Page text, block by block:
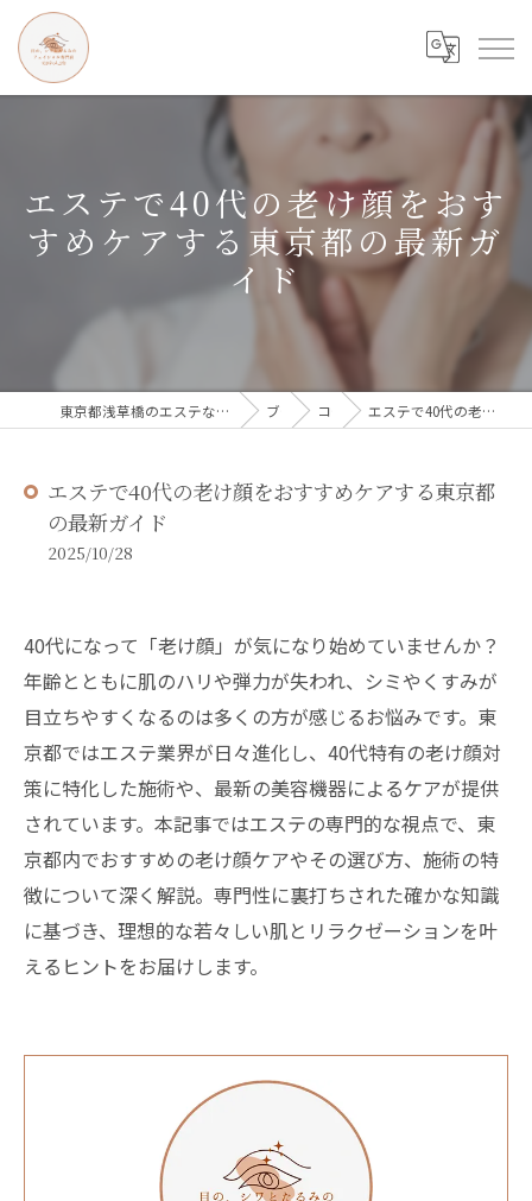
エステで40代の老け顔をおす
すめケアする東京都の最新ガ
イド
東京都浅草橋のエステなら目の、シワとたるみのフェイシャル専門店 regalo ブログ コラム エステで40代の老け顔をおすすめケアする東京都の最新ガイド
エステで40代の老け顔をおすすめケアする東京都
の最新ガイド
2025/10/28
40代になって「老け顔」が気になり始めていませんか？
年齢とともに肌のハリや弾力が失われ、シミやくすみが
目立ちやすくなるのは多くの方が感じるお悩みです。東
京都ではエステ業界が日々進化し、40代特有の老け顔対
策に特化した施術や、最新の美容機器によるケアが提供
されています。本記事ではエステの専門的な視点で、東
京都内でおすすめの老け顔ケアやその選び方、施術の特
徴について深く解説。専門性に裏打ちされた確かな知識
に基づき、理想的な若々しい肌とリラクゼーションを叶
えるヒントをお届けします。